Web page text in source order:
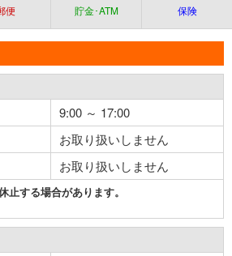
便 貯金･ATM 保険
9:00 ～ 17:00
お取り扱いしません
お取り扱いしません
止する場合があります。